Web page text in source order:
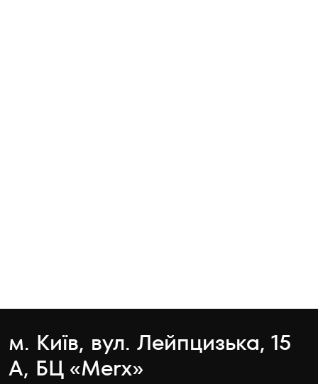
м. Київ, вул. Лейпцизька, 15
А, БЦ «Merx»